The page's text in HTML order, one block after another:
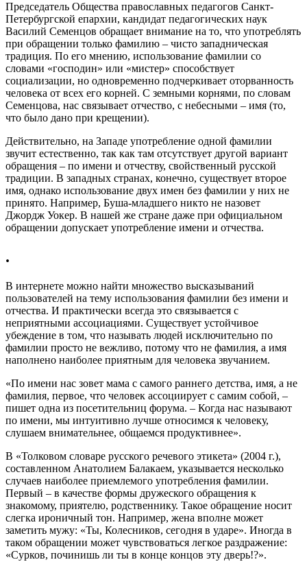
Председатель Общества православных педагогов Санкт-
Петербургской епархии, кандидат педагогических наук
Василий Семенцов обращает внимание на то, что употреблять
при обращении только фамилию – чисто западническая
традиция. По его мнению, использование фамилии со
словами «господин» или «мистер» способствует
социализации, но одновременно подчеркивает оторванность
человека от всех его корней. С земными корнями, по словам
Семенцова, нас связывает отчество, с небесными – имя (то,
что было дано при крещении).
Действительно, на Западе употребление одной фамилии
звучит естественно, так как там отсутствует другой вариант
обращения – по имени и отчеству, свойственный русской
традиции. В западных странах, конечно, существует второе
имя, однако использование двух имен без фамилии у них не
принято. Например, Буша-младшего никто не назовет
Джордж Уокер. В нашей же стране даже при официальном
обращении допускает употребление имени и отчества.
.
В интернете можно найти множество высказываний
пользователей на тему использования фамилии без имени и
отчества. И практически всегда это связывается с
неприятными ассоциациями. Существует устойчивое
убеждение в том, что называть людей исключительно по
фамилии просто не вежливо, потому что не фамилия, а имя
наполнено наиболее приятным для человека звучанием.
«По имени нас зовет мама с самого раннего детства, имя, а не
фамилия, первое, что человек ассоциирует с самим собой, –
пишет одна из посетительниц форума. – Когда нас называют
по имени, мы интуитивно лучше относимся к человеку,
слушаем внимательнее, общаемся продуктивнее».
В «Толковом словаре русского речевого этикета» (2004 г.),
составленном Анатолием Балакаем, указывается несколько
случаев наиболее приемлемого употребления фамилии.
Первый – в качестве формы дружеского обращения к
знакомому, приятелю, родственнику. Такое обращение носит
слегка ироничный тон. Например, жена вполне может
заметить мужу: «Ты, Колесников, сегодня в ударе». Иногда в
таком обращении может чувствоваться легкое раздражение:
«Сурков, починишь ли ты в конце концов эту дверь!?».